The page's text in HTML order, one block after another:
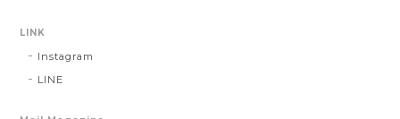
LINK
Instagram
LINE